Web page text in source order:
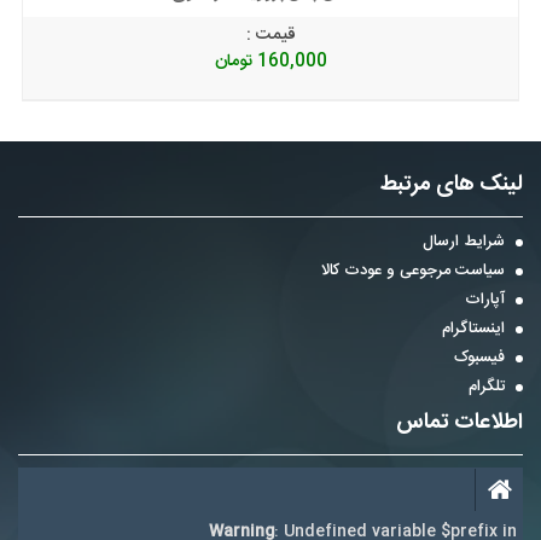
قیمت :
160,000 تومان
لینک های مرتبط
شرایط ارسال
سیاست مرجوعی و عودت کالا
آپارات
اینستاگرام
فیسبوک
تلگرام
اطلاعات تماس
Warning: Undefined variable $prefix in